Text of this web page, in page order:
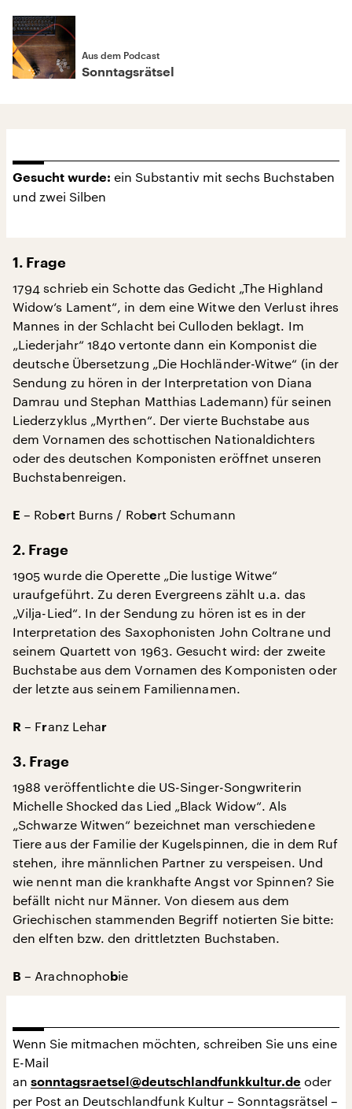
Aus dem Podcast
Sonntagsrätsel
Gesucht wurde: ein Substantiv mit sechs Buchstaben
und zwei Silben
1. Frage
1794 schrieb ein Schotte das Gedicht „The Highland
Widow‘s Lament“, in dem eine Witwe den Verlust ihres
Mannes in der Schlacht bei Culloden beklagt. Im
„Liederjahr“ 1840 vertonte dann ein Komponist die
deutsche Übersetzung „Die Hochländer-Witwe“ (in der
Sendung zu hören in der Interpretation von Diana
Damrau und Stephan Matthias Lademann) für seinen
Liederzyklus „Myrthen“. Der vierte Buchstabe aus
dem Vornamen des schottischen Nationaldichters
oder des deutschen Komponisten eröffnet unseren
Buchstabenreigen.
E – Robert Burns / Robert Schumann
2. Frage
1905 wurde die Operette „Die lustige Witwe“
uraufgeführt. Zu deren Evergreens zählt u.a. das
„Vilja-Lied“. In der Sendung zu hören ist es in der
Interpretation des Saxophonisten John Coltrane und
seinem Quartett von 1963. Gesucht wird: der zweite
Buchstabe aus dem Vornamen des Komponisten oder
der letzte aus seinem Familiennamen.
R – Franz Lehar
3. Frage
1988 veröffentlichte die US-Singer-Songwriterin
Michelle Shocked das Lied „Black Widow“. Als
„Schwarze Witwen“ bezeichnet man verschiedene
Tiere aus der Familie der Kugelspinnen, die in dem Ruf
stehen, ihre männlichen Partner zu verspeisen. Und
wie nennt man die krankhafte Angst vor Spinnen? Sie
befällt nicht nur Männer. Von diesem aus dem
Griechischen stammenden Begriff notierten Sie bitte:
den elften bzw. den drittletzten Buchstaben.
B – Arachnopho bie
Wenn Sie mitmachen möchten, schreiben Sie uns eine
E-Mail
an sonntagsraetsel@deutschlandfunkkultur.de oder
per Post an Deutschlandfunk Kultur – Sonntagsrätsel –